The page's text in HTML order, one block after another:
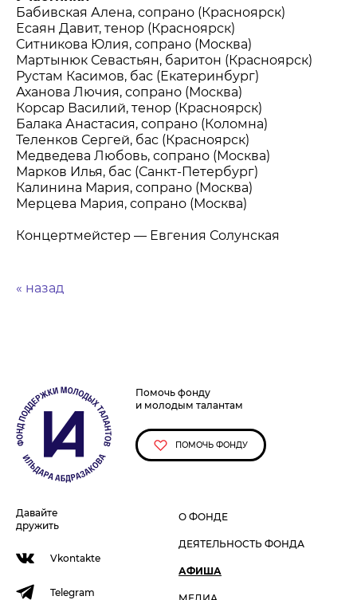
Бабивская Алена, сопрано (Красноярск)
Есаян Давит, тенор (Красноярск)
Ситникова Юлия, сопрано (Москва)
Мартынюк Севастьян, баритон (Красноярск)
Рустам Касимов, бас (Екатеринбург)
Аханова Лючия, сопрано (Москва)
Корсар Василий, тенор (Красноярск)
Балака Анастасия, сопрано (Коломна)
Теленков Сергей, бас (Красноярск)
Медведева Любовь, сопрано (Москва)
Марков Илья, бас (Санкт-Петербург)
Калинина Мария, сопрано (Москва)
Мерцева Мария, сопрано (Москва)
Концертмейстер — Евгения Солунская
« назад
Помочь фонду
и молодым талантам
ПОМОЧЬ ФОНДУ
О ФОНДЕ
ДЕЯТЕЛЬНОСТЬ ФОНДА
АФИША
Давайте
дружить
Vkontakte
Telegram